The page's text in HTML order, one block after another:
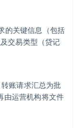
的关键信息（包括
交易类型（贷记
账请求汇总为批
由运营机构将文件